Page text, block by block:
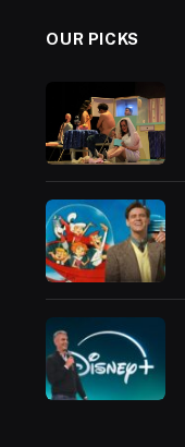
OUR PICKS